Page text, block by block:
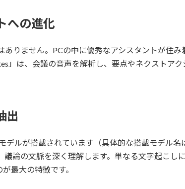
への進化
ありません。PCの中に優秀なアシスタントが住
」は、会議の音声を解析し、要点やネクストア
出
デルが搭載されています（具体的な搭載モデル
論の文脈を深く理解します。単なる文字起こし
最大の特徴です。